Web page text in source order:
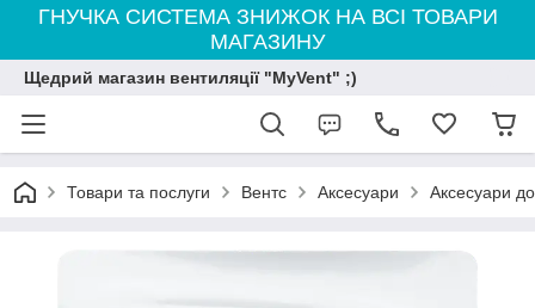
ГНУЧКА СИСТЕМА ЗНИЖОК НА ВСІ ТОВАРИ
МАГАЗИНУ
Щедрий магазин вентиляції "MyVent" ;)
Товари та послуги Вентс Аксесуари Аксесуари